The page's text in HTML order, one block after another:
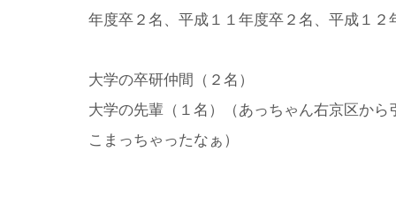
年度卒２名、平成１１年度卒２名、平成１２
大学の卒研仲間（２名）
大学の先輩（１名）（あっちゃん右京区から
こまっちゃったなぁ）